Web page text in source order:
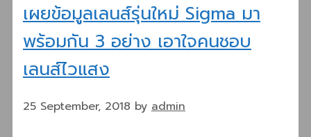
เผยข้อมูลเลนส์รุ่นใหม่ Sigma มา
พร้อมกัน 3 อย่าง เอาใจคนชอบ
เลนส์ไวแสง
25 September, 2018 by admin